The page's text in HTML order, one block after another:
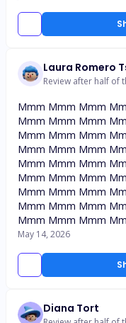
Laura Romero
Review after half of
Mmm Mmm Mmm
Mmm Mmm Mmm
Mmm Mmm Mmm
Mmm Mmm Mmm
Mmm Mmm Mmm
Mmm Mmm Mmm
Mmm Mmm Mmm
Mmm Mmm Mmm
Mmm Mmm Mmm
May 14, 2026
Diana Tort